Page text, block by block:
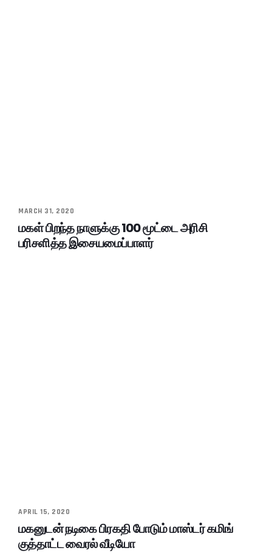
MARCH 31, 2020
மகள் பிறந்த நாளுக்கு 100 மூட்டை அரிசி
பரிசளித்த இசையமைப்பாளர்
APRIL 15, 2020
மகனுடன் நடிகை பிரகதி போடும் மாஸ்டர் கமிங்
குத்தாட்ட வைரல் வீடியோ